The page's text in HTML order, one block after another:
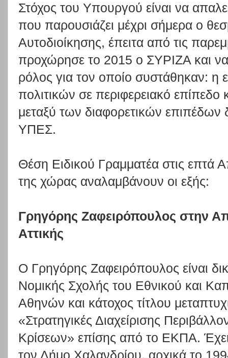
Στόχος του Υπουργού είναι να
που παρουσιάζει μέχρι σήμερα ο
Αυτοδιοίκησης, έπειτα από τις
προχώρησε το 2015 ο ΣΥΡΙΖΑ και να
ρόλος για τον οποίο συστάθηκαν: η
πολιτικών σε περιφερειακό επίπεδο
μεταξύ των διαφορετικών επιπέδων
ΥΠΕΣ.
Θέση Ειδικού Γραμματέα στις επτά
της χώρας αναλαμβάνουν οι εξής:
Γρηγόρης Ζαφειρόπουλος στην
Αττικής
Ο Γρηγόρης Ζαφειρόπουλος είναι
Νομικής Σχολής του Εθνικού και
Αθηνών και κάτοχος τίτλου
«Στρατηγικές Διαχείρισης
Κρίσεων» επίσης από το ΕΚΠΑ. Έχει
τον Δήμο Χαλανδρίου, αρχικά το